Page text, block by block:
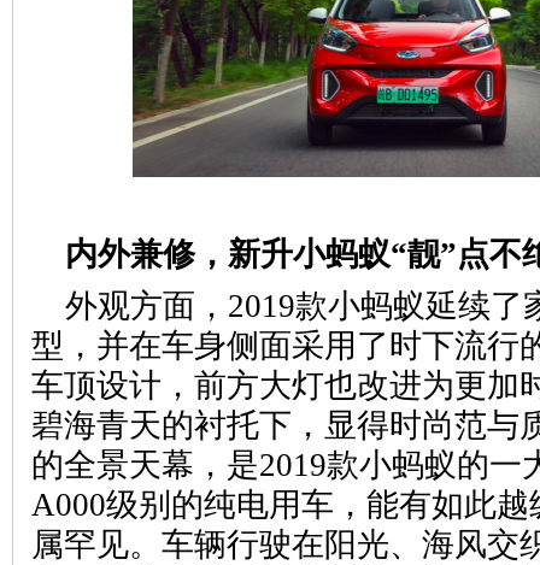
内外兼修，新升小蚂蚁“靓”点不
外观方面，2019款小蚂蚁延续了
型，并在车身侧面采用了时下流行
车顶设计，前方大灯也改进为更加
碧海青天的衬托下，显得时尚范与
的全景天幕，是2019款小蚂蚁的一
A000级别的纯电用车，能有如此
属罕见。车辆行驶在阳光、海风交